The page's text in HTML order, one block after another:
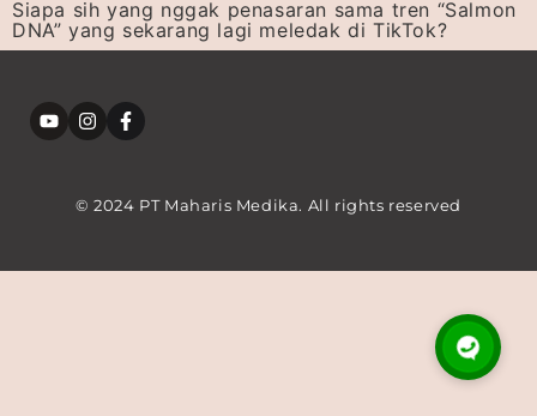
Siapa sih yang nggak penasaran sama tren “Salmon
DNA” yang sekarang lagi meledak di TikTok?
© 2024 PT Maharis Medika. All rights reserved